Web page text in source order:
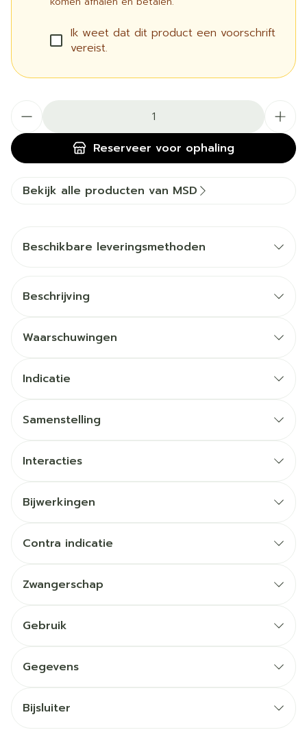
Ik weet dat dit product een voorschrift
vereist.
Reserveer voor ophaling
Bekijk alle producten van MSD
Beschikbare leveringsmethoden
Beschrijving
Waarschuwingen
Indicatie
Samenstelling
Interacties
Bijwerkingen
Contra indicatie
Zwangerschap
Gebruik
Gegevens
Bijsluiter